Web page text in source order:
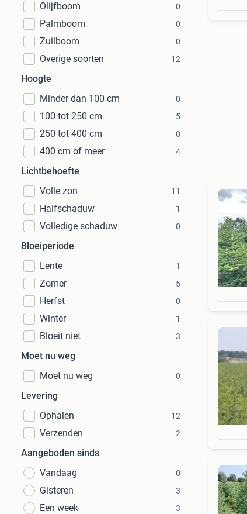
Olijfboom 0
Palmboom 0
Zuilboom 0
Overige soorten 12
Hoogte
Minder dan 100 cm
0
100 tot 250 cm 5
250 tot 400 cm 0
400 cm of meer 4
Lichtbehoefte
Volle zon
11
Halfschaduw 1
Volledige schaduw 0
Bloeiperiode
Lente
1
Zomer 5
Herfst 0
Winter 1
Bloeit niet 3
Moet nu weg
Moet nu weg
0
Levering
Ophalen
12
Verzenden 2
Aangeboden sinds
Vandaag
0
Gisteren 3
Een week 3